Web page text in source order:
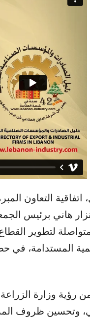
اتفاقية التعاون
هاني برئيس
لتطوير
المستدامة،
رؤية وزارة
وتحسين ظروف